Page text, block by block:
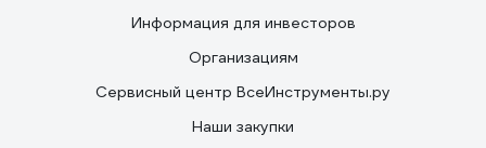
Информация для инвесторов
Организациям
Сервисный центр ВсеИнструменты.ру
Наши закупки